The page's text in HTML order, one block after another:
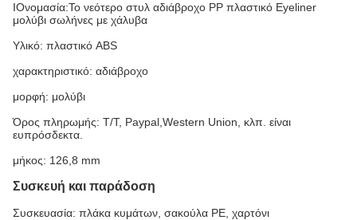
ΙΟνομασία:Το νεότερο στυλ αδιάβροχο PP πλαστικό Eyeliner
μολύβι σωλήνες με χάλυβα
Υλικό: πλαστικό ABS
χαρακτηριστικό: αδιάβροχο
μορφή: μολύβι
Όρος πληρωμής: T/T, Paypal, Western Union, κλπ. είναι
ευπρόσδεκτα.
μήκος: 126,8 mm
Συσκευή και παράδοση
Συσκευασία: πλάκα κυμάτων, σακούλα PE, χαρτόνι